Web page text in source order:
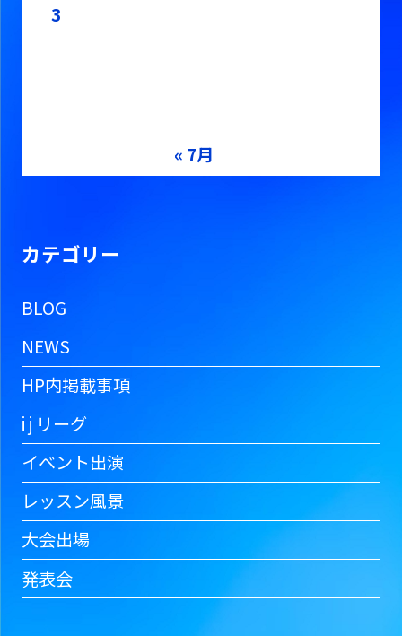
3
« 7月
カテゴリー
BLOG
NEWS
HP内掲載事項
i j リーグ
イベント出演
レッスン風景
大会出場
発表会